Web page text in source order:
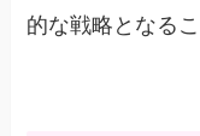
的な戦略となる